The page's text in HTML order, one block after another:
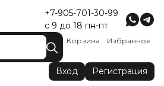
+7-905-701-30-99
с 9 до 18 пн-пт
Корзина Избранное
Вход Регистрация